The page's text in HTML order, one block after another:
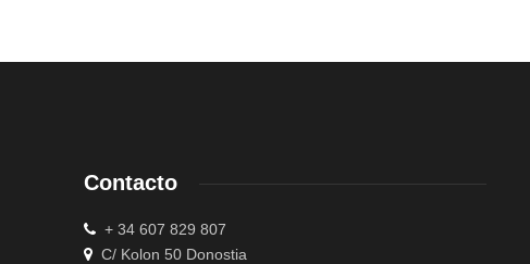
Contacto
+ 34 607 829 807
C/ Kolon 50 Donostia